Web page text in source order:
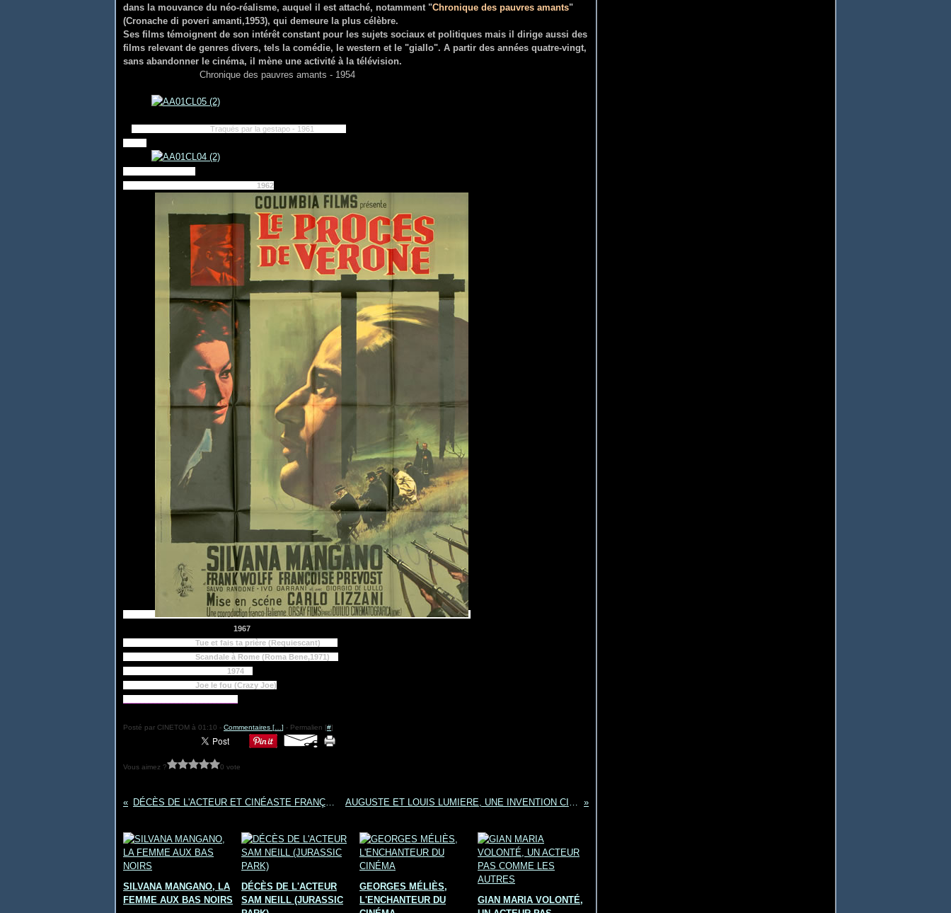
dans la mouvance du néo-réalisme, auquel il est attaché, notamment "Chronique des pauvres amants"
(Cronache di poveri amanti,1953), qui demeure la plus célèbre.
Ses films témoignent de son intérêt constant pour les sujets sociaux et politiques mais il dirige aussi des
films relevant de genres divers, tels la coméd ie, le western et le "giallo". A partir des années quatre-vingt,
sans abandonner le cinéma, il mène une activité à la télévision.
Chronique des pauvres amants - 1954
Traqués par la gestapo - 1961
1962
1967
Tue et fais ta prière (Requiescant)
Scandale à Rome (Roma Bene,1971)
1974
Joe le fou (Crazy Joe)
Posté par CINETOM à 01:10 - Commentaires [ ] - Permalien [#]
Vous aimez ? 0 vote
DÉCÈS DE L'ACTEUR ET CINÉASTE FRANÇAIS DANIEL DUVAL AUGUSTE ET LOUIS LUMIERE, UNE INVENTION CINEMATOGRAPHIQUE
SILVANA MANGANO, LA
FEMME AUX BAS NOIRS
DÉCÈS DE L'ACTEUR
SAM NEILL (JURASSIC
GEORGES MÉLIÈS,
L'ENCHANTEUR DU
GIAN MARIA VOLONTÉ,